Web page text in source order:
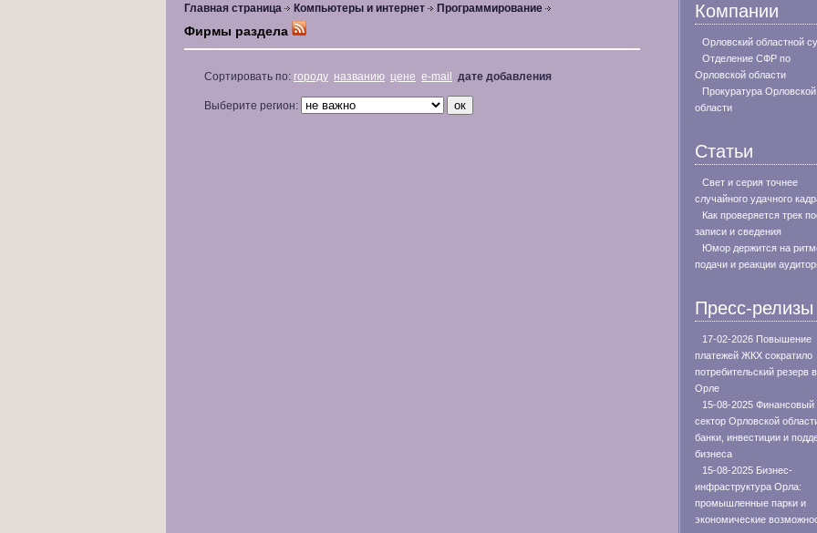
Главная страница Компьютеры и интернет Программирование
Фирмы раздела
Сортировать по: городу названию цене e-mail дате добавления
Выберите регион:
Компании
Орловский областной
Отделение СФР по
Орловской области
Прокуратура Орловской
области
Статьи
Свет и серия точнее
случайного удачного
Как проверяется трек
записи и сведения
Юмор держится на
подачи и реакции
Пресс-релизы
17-02-2026 Повышение
платежей ЖКХ сократило
потребительский резерв в
Орле
15-08-2025 Финансовый
сектор Орловской
банки, инвестиции и
бизнеса
15-08-2025 Бизнес-
инфраструктура Орла:
промышленные парки и
экономические